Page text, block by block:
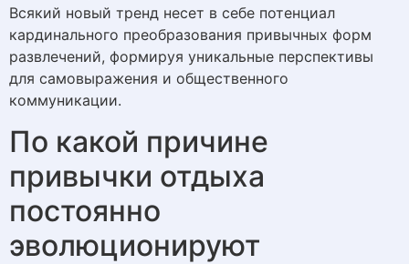
Всякий новый тренд несет в себе потенциал
кардинального преобразования привычных форм
развлечений, формируя уникальные перспективы
для самовыражения и общественного
коммуникации.
По какой причине
привычки отдыха
постоянно
эволюционируют